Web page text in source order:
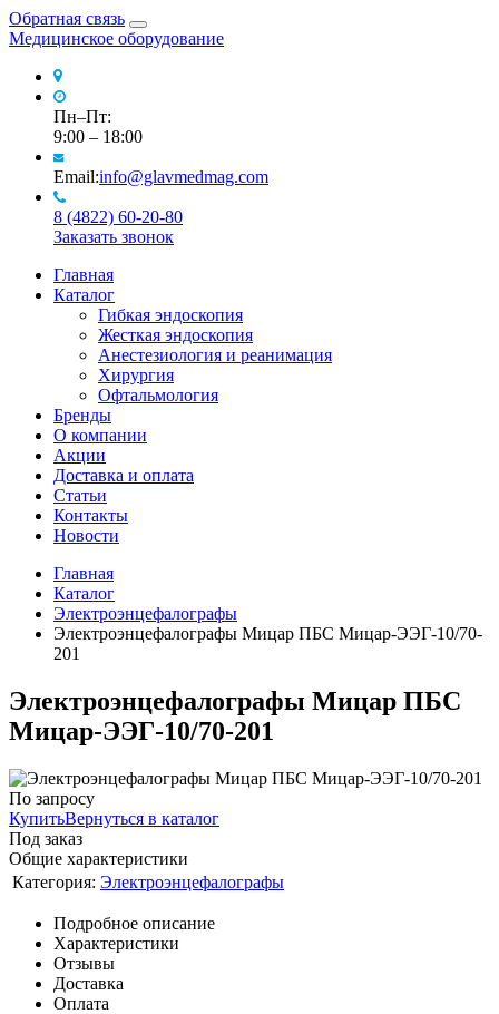
Обратная связь
Медицинское оборудование
Пн–Пт:
9:00 – 18:00
Email:info@glavmedmag.com
8 (4822) 60-20-80
Заказать звонок
Главная
Каталог
Гибкая эндоскопия
Жесткая эндоскопия
Анестезиология и реанимация
Хирургия
Офтальмология
Бренды
О компании
Акции
Доставка и оплата
Статьи
Контакты
Новости
Главная
Каталог
Электроэнцефалографы
Электроэнцефалографы Мицар ПБС Мицар-ЭЭГ-10/70-
201
Электроэнцефалографы Мицар ПБС
Мицар-ЭЭГ-10/70-201
По запросу
КупитьВернуться в каталог
Под заказ
Общие характеристики
Категория: Электроэнцефалографы
Подробное описание
Характеристики
Отзывы
Доставка
Оплата